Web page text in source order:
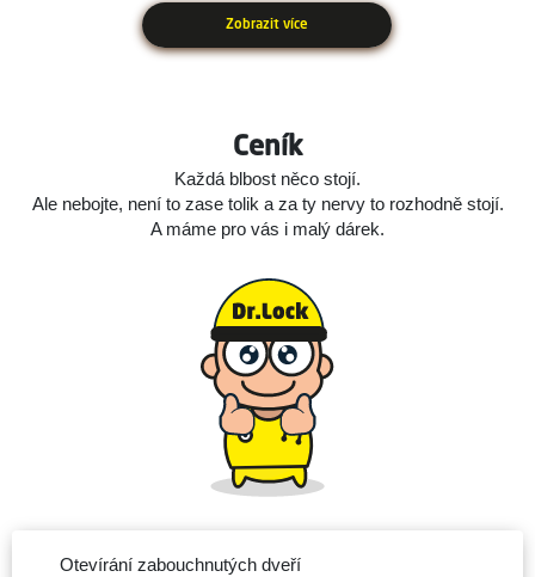
Zobrazit více
Ceník
Každá blbost něco stojí.
Ale nebojte, není to zase tolik a za ty nervy to rozhodně stojí.
A máme pro vás i malý dárek.
Otevírání zabouchnutých dveří